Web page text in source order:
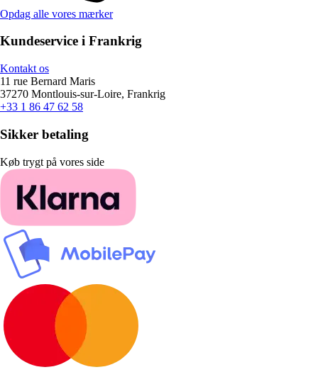
Opdag alle vores mærker
Kundeservice i Frankrig
Kontakt os
11 rue Bernard Maris
37270 Montlouis-sur-Loire, Frankrig
+33 1 86 47 62 58
Sikker betaling
Køb trygt på vores side